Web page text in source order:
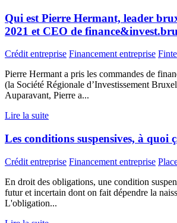
Qui est Pierre Hermant, leader
2021 et CEO de
Crédit entreprise Financement entreprise
Pierre Hermant a pris les commandes de
(la Société Régionale d’Investissement
Auparavant, Pierre a...
Lire la suite
Les conditions suspensives, à quoi
Crédit entreprise Financement entreprise
En droit des obligations, une condition
futur et incertain dont on fait dépendre la
L'obligation...